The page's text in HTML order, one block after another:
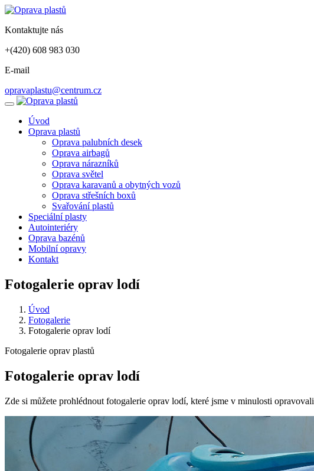
Kontaktujte nás
+(420) 608 983 030
E-mail
opravaplastu@centrum.cz
Úvod
Oprava plastů
Oprava palubních desek
Oprava airbagů
Oprava nárazníků
Oprava světel
Oprava karavanů a obytných vozů
Oprava střešních boxů
Svařování plastů
Speciální plasty
Autointeriéry
Oprava bazénů
Mobilní opravy
Kontakt
Fotogalerie oprav lodí
Úvod
Fotogalerie
Fotogalerie oprav lodí
Fotogalerie oprav plastů
Fotogalerie oprav lodí
Zde si můžete prohlédnout fotogalerie oprav lodí, které jsme v minulosti opravovali